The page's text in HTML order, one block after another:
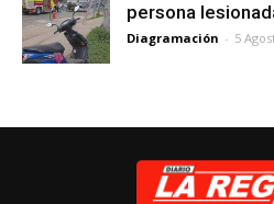
persona
Diagramación - 5